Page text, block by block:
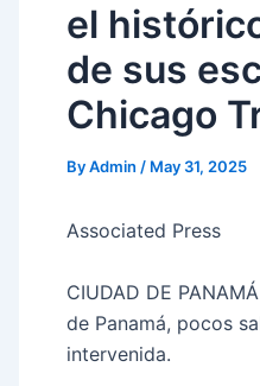
el
de sus
Chicago
ByAdmin / May 31, 2025
Associated Press
CIUDAD DE
de Panamá, pocos
intervenida.